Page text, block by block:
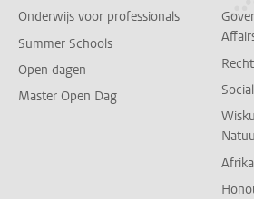
Onderwijs voor professionals
Summer Schools
Open dagen
Master Open Dag